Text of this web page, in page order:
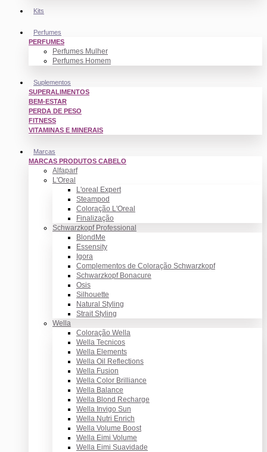
Kits
Perfumes
PERFUMES
Perfumes Mulher
Perfumes Homem
Suplementos
SUPERALIMENTOS
BEM-ESTAR
PERDA DE PESO
FITNESS
VITAMINAS E MINERAIS
Marcas
MARCAS PRODUTOS CABELO
Alfaparf
L'Oreal
L'oreal Expert
Steampod
Coloração L'Oreal
Finalização
Schwarzkopf Professional
BlondMe
Essensity
Igora
Complementos de Coloração Schwarzkopf
Schwarzkopf Bonacure
Osis
Silhouette
Natural Styling
Strait Styling
Wella
Coloração Wella
Wella Tecnicos
Wella Elements
Wella Oil Reflections
Wella Fusion
Wella Color Brilliance
Wella Balance
Wella Blond Recharge
Wella Invigo Sun
Wella Nutri Enrich
Wella Volume Boost
Wella Eimi Volume
Wella Eimi Suavidade